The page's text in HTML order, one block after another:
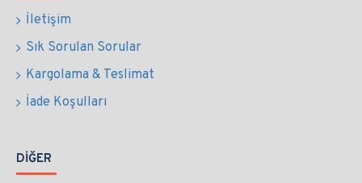
İletişim
Sık Sorulan Sorular
Kargolama & Teslimat
İade Koşulları
DIĞER